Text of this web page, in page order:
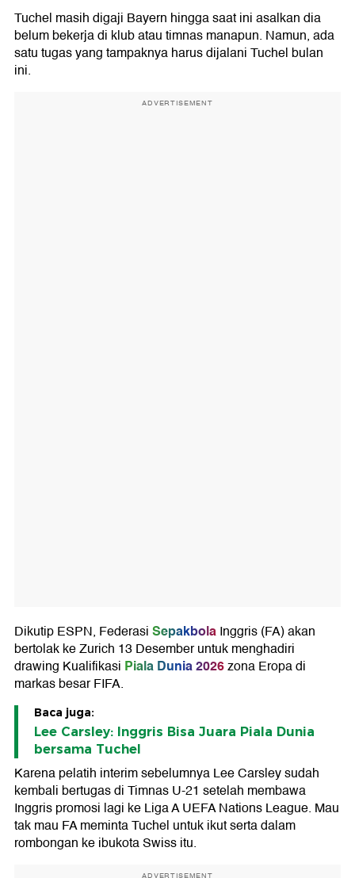
Tuchel masih digaji Bayern hingga saat ini asalkan dia
belum bekerja di klub atau timnas manapun. Namun, ada
satu tugas yang tampaknya harus dijalani Tuchel bulan
ini.
ADVERTISEMENT
Dikutip ESPN, FederasiSepakbolaInggris (FA) akan
bertolak ke Zurich 13 Desember untuk menghadiri
drawing Kualifikasi Piala Dunia 2026zona Eropa di
markas besar FIFA.
Baca juga:
Lee Carsley: Inggris Bisa Juara Piala Dunia
bersama Tuchel
Karena pelatih interim sebelumnya Lee Carsley sudah
kembali bertugas di Timnas U-21 setelah membawa
Inggris promosi lagi ke Liga A UEFA Nations League. Mau
tak mau FA meminta Tuchel untuk ikut serta dalam
rombongan ke ibukota Swiss itu.